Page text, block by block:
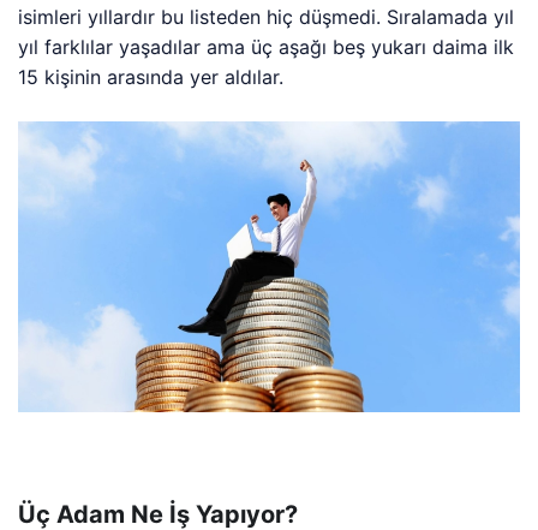
isimleri yıllardır bu listeden hiç düşmedi. Sıralamada yıl
yıl farklılar yaşadılar ama üç aşağı beş yukarı daima ilk
15 kişinin arasında yer aldılar.
Üç Adam Ne İş Yapıyor?